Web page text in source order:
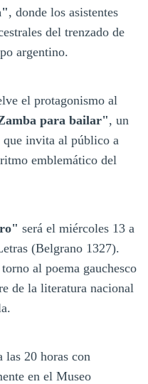
, donde los asistentes
del trenzado de
argentino.
el protagonismo al
para bailar", un
invita al público a
emblemático del
será el miércoles 13 a
(Belgrano 1327).
al poema gauchesco
de la literatura nacional
las 20 horas con
en el Museo